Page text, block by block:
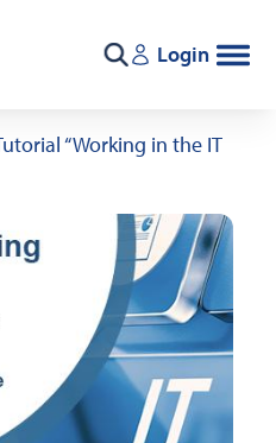
Login
“Working in the IT